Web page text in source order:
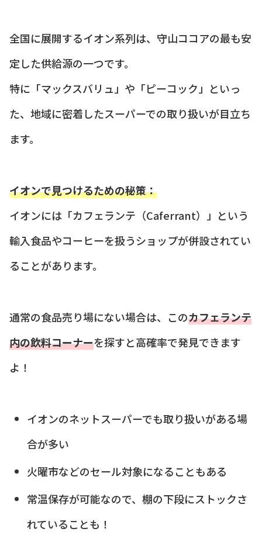
全国に展開するイオン系列は、守山ココアの最も安
定した供給源の一つです。
特に「マックスバリュ」や「ピーコック」といっ
た、地域に密着したスーパーでの取り扱いが目立ち
ます。
イオンで見つけるための秘策：
イオンには「カフェランテ（Caferrant）」という
輸入食品やコーヒーを扱うショップが併設されてい
ることがあります。
通常の食品売り場にない場合は、このカフェランテ
内の飲料コーナーを探すと高確率で発見できます
よ！
イオンのネットスーパーでも取り扱いがある場
合が多い
火曜市などのセール対象になることもある
常温保存が可能なので、棚の下段にストックさ
れていることも！